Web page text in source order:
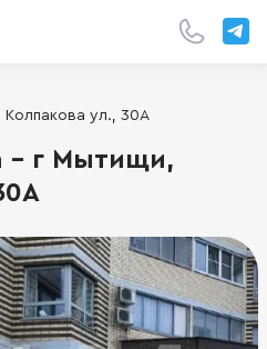
ул., 30А
- г Мытищи,